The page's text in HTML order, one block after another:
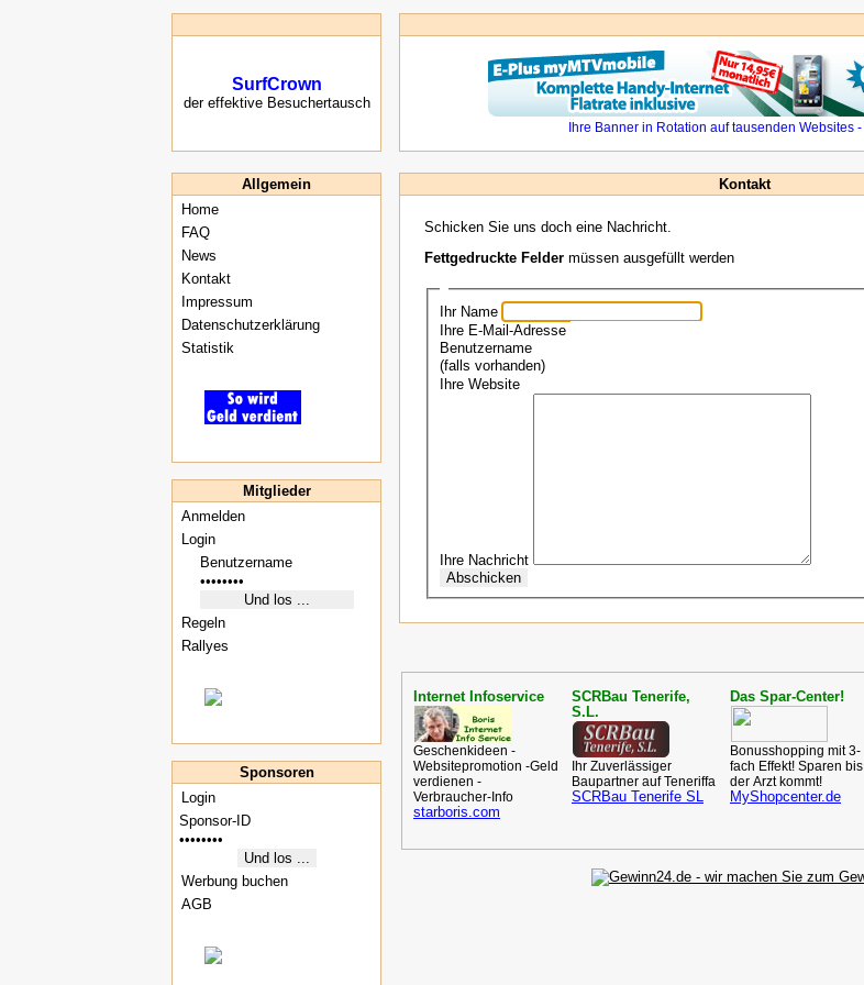
SurfCrown
der effektive Besuchertausch
Allgemein
Home
FAQ
News
Kontakt
Impressum
Datenschutzerklärung
Statistik
Mitglieder
Anmelden
Login
Regeln
Rallyes
Sponsoren
Login
Werbung buchen
AGB
Kontakt
Schicken Sie uns doch eine Nachricht.
Fettgedruckte Felder müssen ausgefüllt werden
Ihr Name
Ihre E-Mail-Adresse
Benutzername
(falls vorhanden)
Ihre Website
Ihre Nachricht
Internet Infoservice
Geschenkideen -
Websitepromotion -Geld
verdienen -
Verbraucher-Info
starboris.com
SCRBau Tenerife,
S.L.
Ihr Zuverlässiger
Baupartner auf Teneriffa
SCRBau Tenerife SL
Das Spar-Center!
Bonusshopping mit 3-
fach Effekt! Sparen bis
der Arzt kommt!
MyShopcenter.de